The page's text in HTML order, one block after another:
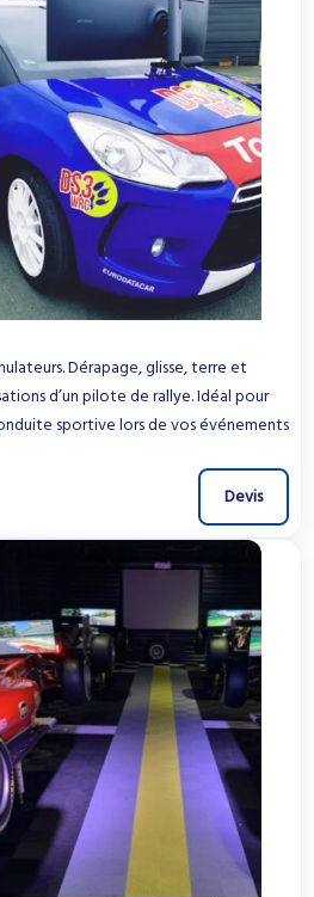
Dérapage, glisse, terre et
d’un pilote de rallye. Idéal pour
sportive lors de vos événements
Devis